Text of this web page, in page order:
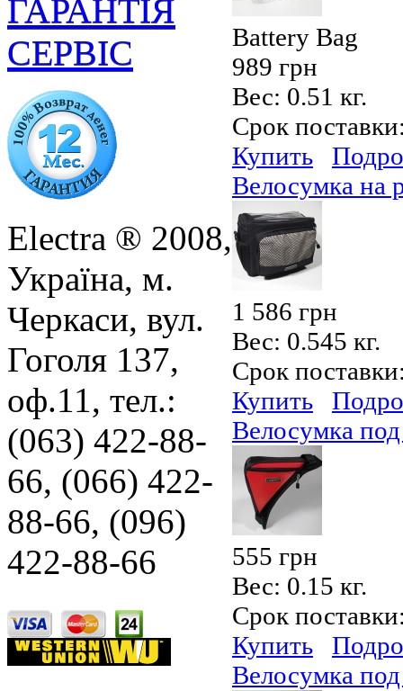
Battery Bag
989 грн
Вес: 0.51 кг.
Срок
Купить
Велосумка на
1 586 грн
Вес: 0.545 кг.
Срок
Купить
Велосумка
555 грн
Вес: 0.15 кг.
Срок
Купить
Велосумка
ГАРАНТІЯ
СЕРВІС
Electra ® 2008,
Україна, м.
Черкаси, вул.
Гоголя 137,
оф.11, тел.:
(063) 422-88-
66, (066) 422-
88-66, (096)
422-88-66